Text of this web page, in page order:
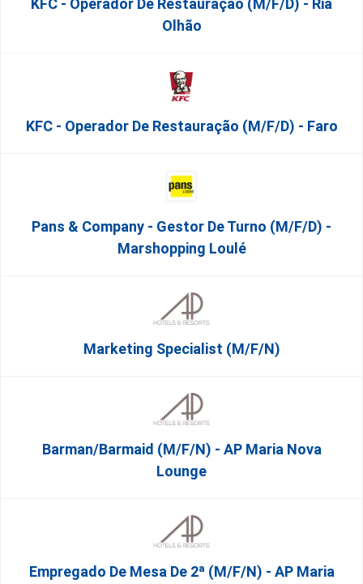
KFC - Operador De Restauração (m/f/d) - Ria
Olhão
KFC - Operador De Restauração (m/f/d) - Faro
Pans & Company - Gestor De Turno (m/f/d) -
Marshopping Loulé
Marketing Specialist (m/f/n)
Barman/Barmaid (M/F/N) - AP Maria Nova
Lounge
Empregado De Mesa De 2ª (M/F/N) - AP Maria